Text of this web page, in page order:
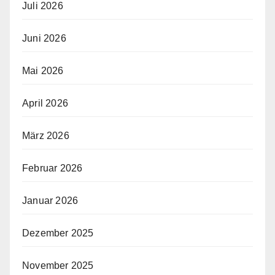
Juli 2026
Juni 2026
Mai 2026
April 2026
März 2026
Februar 2026
Januar 2026
Dezember 2025
November 2025